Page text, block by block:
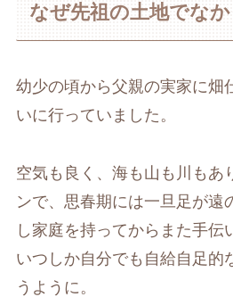
なぜ先祖の土地でな
幼少の頃から父親の実家に畑
いに行っていました。
空気も良く、海も山も川もあ
ンで、思春期には一旦足が遠
し家庭を持ってからまた手伝
いつしか自分でも自給自足的
うように。